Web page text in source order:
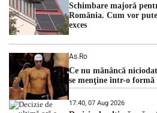
Schimbare majoră
România. Cum vor
exces
As.ro
Ce nu mănâncă
se menţine într-o formă
17:40, 07 Aug 2026